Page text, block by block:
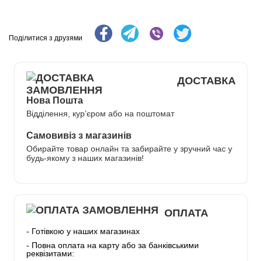
Поділитися з друзями
ДОСТАВКА
Нова Пошта
Відділення, кур’єром або на поштомат
Самовивіз з магазинів
Обирайте товар онлайн та забирайте у зручний час у
будь-якому з наших магазинів!
ОПЛАТА
- Готівкою у наших магазинах
- Повна оплата на карту або за банківськими
реквізитами: